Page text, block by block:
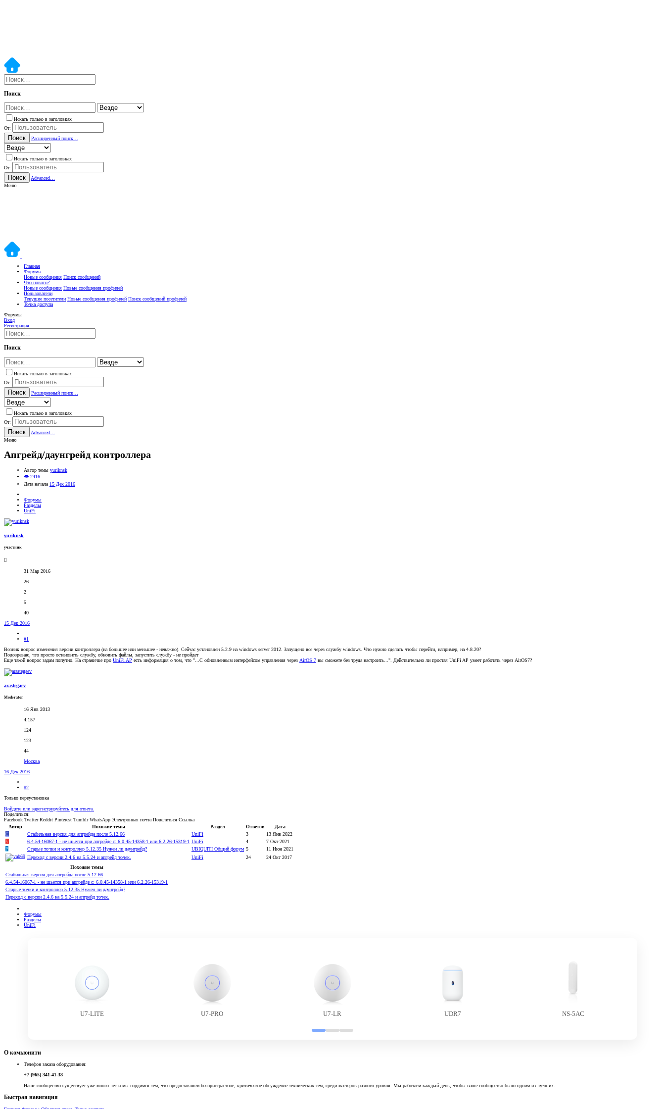
Поиск
Искать только в заголовках
От:
Поиск Расширенный поиск…
Искать только в заголовках
От:
Поиск
Advanced…
Меню
Главная
Форумы
Новые сообщения Поиск сообщений
Что нового?
Новые сообщения Новые сообщения профилей
Пользователи
Текущие посетители Новые сообщения профилей Поиск сообщений профилей
Точка доступа
Форумы
Вход
Регистрация
Поиск
Искать только в заголовках
От:
Поиск Расширенный поиск…
Искать только в заголовках
От:
Поиск
Advanced…
Меню
Апгрейд/даунгрейд контроллера
Автор темы yuriknsk
👁 2416
Дата начала 15 Дек 2016
Форумы
Разделы
UniFi
yuriknsk
участник
31 Мар 2016
26
2
5
40
15 Дек 2016
#1
Возник вопрос изменения версии контроллера (на большее или меньшее - неважно). Сейчас установлен 5.2.9 на windows server 2012. Запущено все через службу windows. Что нужно сделать чтобы перейти, например, на 4.8.20?
Подозреваю, что просто остановить службу, обновить файлы, запустить службу - не пройдет
Еще такой вопрос задам попутно. На страничке про UniFi AP есть информация о том, что "...С обновленным интерфейсом управления через AirOS 7 вы сможете без труда настроить...". Действительно ли простая UniFi AP умеет работать через AirOS7?
arastegaev
Moderator
16 Янв 2013
4.157
124
123
44
Москва
16 Дек 2016
#2
Только переустановка
Войдите или зарегистрируйтесь для ответа.
Поделиться:
Facebook Twitter Reddit Pinterest Tumblr WhatsApp Электронная почта Поделиться Ссылка
Автор
Похожие темы Раздел Ответов
Дата
C
Стабильная версия для апгрейда после 5.12.66 UniFi 3
13 Янв 2022
V
6.4.54-16067-1 - не шьется при апгрейде с: 6.0.45-14358-1 или 6.2.26-15319-1 UniFi 4
7 Окт 2021
P
Старые точки и контроллер 5.12.35 Нужен ли даунгрейд? UBIQUITI Общий форум 5
11 Июн 2021
Переход с версии 2.4.6 на 5.5.24 и апгрейд точек.
UniFi 24
24 Окт 2017
Похожие темы
Стабильная версия для апгрейда после 5.12.66
6.4.54-16067-1 - не шьется при апгрейде с: 6.0.45-14358-1 или 6.2.26-15319-1
Старые точки и контроллер 5.12.35 Нужен ли даунгрейд?
Переход с версии 2.4.6 на 5.5.24 и апгрейд точек.
Форумы
Разделы
UniFi
U7-LITE U7-PRO U7-LR UDR7 NS-5AC
О комьюнити
Телефон заказа оборудования:
+7 (965) 341-41-38
Наше сообщество существует уже много лет и мы гордимся тем, что предоставляем беспристрастное, критическое обсуждение технических тем, среди мастеров разного уровня. Мы работаем каждый день, чтобы наше сообщество было одним из лучших.
Быстрая навигация